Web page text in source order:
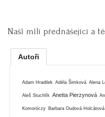
Naši milí přednášející a
Autoři
Adam Hradilek Adéla Šimková Alena
Aleš Stuchlík Anetta Pierzynová
Komoróczy Barbara Oudová Holcátová